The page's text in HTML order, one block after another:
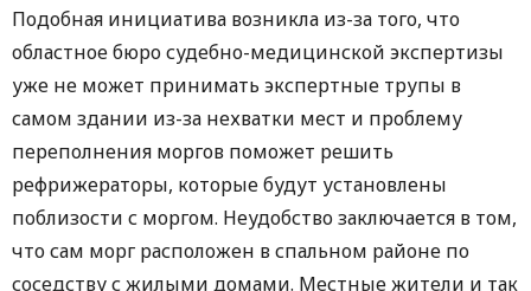
Подобная инициатива возникла из-за того, что
областное бюро судебно-медицинской экспертизы
уже не может принимать экспертные трупы в
самом здании из-за нехватки мест и проблему
переполнения моргов поможет решить
рефрижераторы, которые будут установлены
поблизости с моргом. Неудобство заключается в том,
что сам морг расположен в спальном районе по
соседству с жилыми домами. Местные жители и так